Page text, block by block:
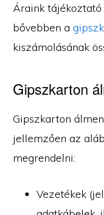
Áraink
bővebben a
kiszámolásának
Gipszkarton
Gipszkarton
jellemzően az
megrendelni:
Vezetékek